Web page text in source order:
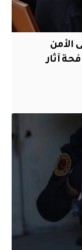
الأمن
آثار